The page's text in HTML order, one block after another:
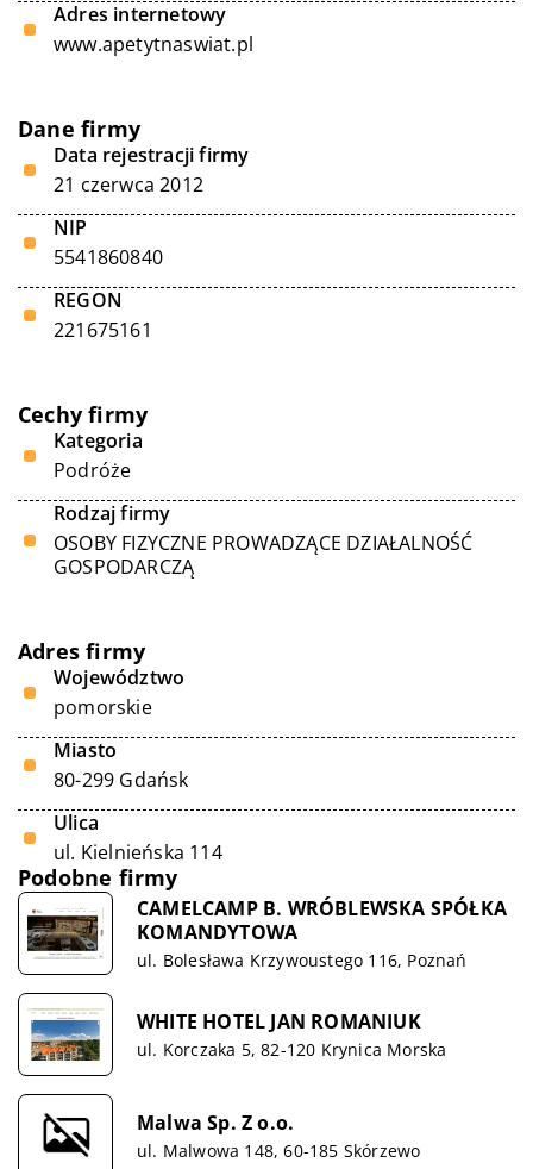
Adres internetowy
www.apetytnaswiat.pl
Dane firmy
Data rejestracji firmy
21 czerwca 2012
NIP
5541860840
REGON
221675161
Cechy firmy
Kategoria
Podróże
Rodzaj firmy
OSOBY FIZYCZNE PROWADZĄCE DZIAŁALNOŚĆ
GOSPODARCZĄ
Adres firmy
Województwo
pomorskie
Miasto
80-299 Gdańsk
Ulica
ul. Kielnieńska 114
Podobne firmy
CAMELCAMP B. WRÓBLEWSKA SPÓŁKA
KOMANDYTOWA
ul. Bolesława Krzywoustego 116, Poznań
WHITE HOTEL JAN ROMANIUK
ul. Korczaka 5, 82-120 Krynica Morska
Malwa Sp. Z o.o.
ul. Malwowa 148, 60-185 Skórzewo